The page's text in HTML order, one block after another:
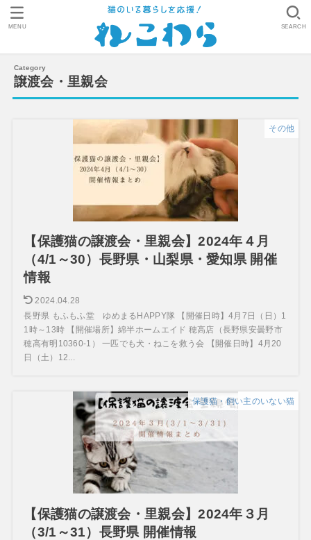
SEARCH
MENU
譲渡会・里親会
その他
【保護猫の譲渡会・里親会】2024年４月
（4/1～30）長野県・山梨県・愛知県 開催
情報
2024.04.28
長野県 もふもふ堂 ゆめまるHAPPY隊 【開催日時】4月7日（日）1
1時～13時 【開催場所】綿半ホームエイド 穂高店（長野県安曇野市
穂高有明10360-1） 一匹でも犬・ねこを救う会 【開催日時】4月20
日（土）12...
保護猫・飼い主のいない猫
【保護猫の譲渡会・里親会】2024年３月
（3/1～31）長野県 開催情報